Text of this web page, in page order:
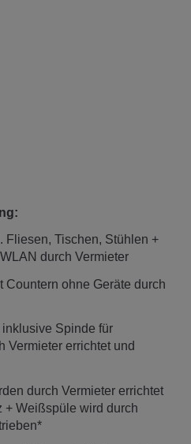
Fliesen, Tischen, Stühlen +
durch Vermieter
Countern ohne Geräte durch
Spinde für
Vermieter errichtet und
durch Vermieter errichtet
+ Weißspüle wird durch